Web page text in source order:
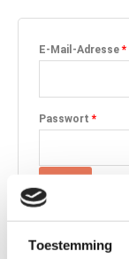
Toestemming
E-Mail-Adresse*
Passwort*
Ihre
auf Ihr Konto zu